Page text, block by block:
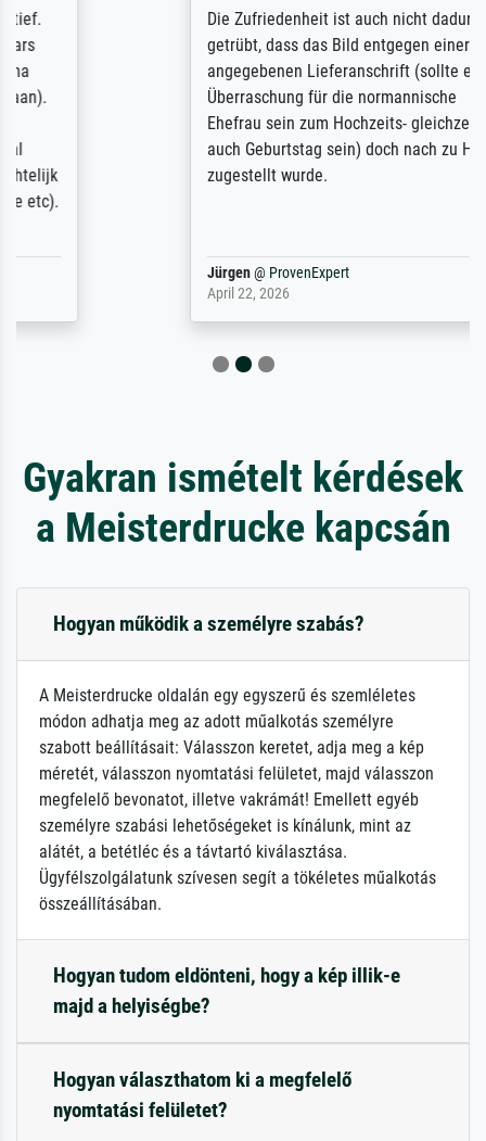
Die Zufriedenheit ist auch nicht dadurch
getrübt, dass das Bild entgegen einer
angegebenen Lieferanschrift (sollte eine
Überraschung für die normannische
Ehefrau sein zum Hochzeits- gleichzeitig
auch Geburtstag sein) doch nach zu Hause
zugestellt wurde.
ProvenExpert
Gyakran ismételt kérdések
a Meisterdrucke kapcsán
Hogyan működik a személyre szabás?
A Meisterdrucke oldalán egy egyszerű és szemléletes
módon adhatja meg az adott műalkotás személyre
szabott beállításait: Válasszon keretet, adja meg a kép
méretét, válasszon nyomtatási felületet, majd válasszon
megfelelő bevonatot, illetve vakrámát! Emellett egyéb
személyre szabási lehetőségeket is kínálunk, mint az
alátét, a betétléc és a távtartó kiválasztása.
Ügyfélszolgálatunk szívesen segít a tökéletes műalkotás
összeállításában.
Hogyan tudom eldönteni, hogy a kép illik-e
majd a helyiségbe?
Hogyan választhatom ki a megfelelő
nyomtatási felületet?